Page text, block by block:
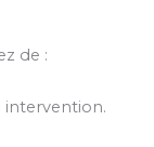
de :
intervention.